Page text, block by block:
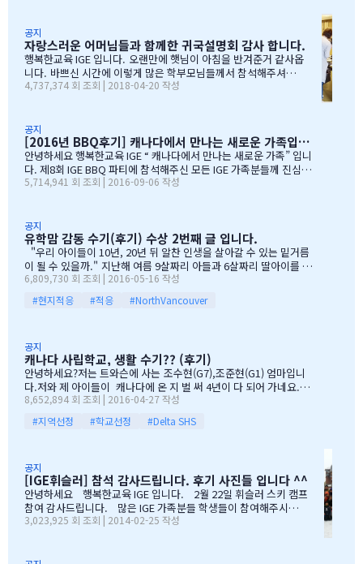
무 감사하엿지요. (아마 작년에 참석하셧던 학부모님들은 아주 아주
잘 아셧을것입니다 ^^). 매년 여름의 BBQ 파티는 WELCOME TO C
ANADA & WELCOME TO IGE 의미를 두고 있습니다. Q & A 에서 I
GE 의 Motto 에 대해서, 언급드린봐와 같이, 행사 준비에 음식준비
그리고 상품 물건을 구입하면서, 필요하신 생필품(?)이 무엇인지? 고
공지
자랑스러운 어머님들과 함께한 귀국설명회 감사 합니다.
행복한교육 IGE 입니다. 오랜만에 햇님이 아침을 반겨준거 같사옵
니다. 바쁘신 시간에 이렇게 많은 학부모님들께서 참석해주셔서
자리를 빛내주셔서 진심으로 감사 또 감사드립니다. 멀리서 남아
rean 어머님들은 준비성은 최고 인걸 다시 느끼게된 하루엿습니
다. 유학맘이야기에 댓글이 27 이였지만, 참석해주시는 학부모
님들은 50분이 넘으셔서, 처음 오픈닝때 당황스러웠지만요~~ 바
쁘신 와중에 참석해주신 [TD은행,오경호부동산,웨스트캐나다종
합보험,캐나다쉬핑(코쉽해운),한인모터스]VERY 감사드리며, 언제
데 불편한거 없이 꼼꼼히 준비하시기 바라며, 내일이면 아마도 무
한의 카톡 및 연락이 오지않을까 생각이 …
4,737,374 회 조회 | 2018-04-20 작성
공지
[2016년 BBQ후기] 캐나다에서 만나는 새로운 가족입니다
안녕하세요 행복한교육 IGE “ 캐나다에서 만나는 새로운 가족” 입니
다. 제8회 IGE BBQ 파티에 참석해주신 모든 IGE 가족분들께 진심으
로 감사드립니다. 오전에 비가 와서 걱정 또 걱정을 하였지만, 어느
전부터 차근 차근 준비하엿습니다. 많은 IGE 가족분들께서 참석해주
셧으며,(총114가족) 노스밴쿠버,랭리교육청 교육감님들께서도 참석
해주셧습니다. 11시30분부터 오픈닝을 시작하엿고, 12시부터 BBQ
파티 시작으로 START 하엿지요. 그 다음 자녀학생들을 위하여 보물
찻기 그리고 Q & A 를 시작으로 학부모님들께 답을 마추신 분들께 선
물을 증정하는 즐거운 시간을 가져습니다. 매년 여름마다 BBQ 파티
를 진행하면서 시간이 정말 빨리 가는구나 생각이 듭니다. 맨처음…
5,714,941 회 조회 | 2016-09-06 작성
공지
유학맘 감동 수기(후기) 수상 2번째 글 입니다.
"우리 아이들이 10년, 20년 뒤 알찬 인생을 살아갈 수 있는 밑거름
이 될 수 있을까." 지난해 여름 9살짜리 아들과 6살짜리 딸아이를 데
리고 캐나다 밴쿠버로 조기유학을 떠날 결심을 했을 때, 매일밤 떠오
르는 고민이었습니다. 지난 10여년동안 부모님과 함께 삼대가 살아
왔기에 고민은 더욱 컸습니다. 가족이 떨어져 지내는 시간을 나이 드
遷之敎, 맹자의 어머니가 자식을 위해 세 번 이사했다는 뜻)는 못할
망정, 조금이라도 기회가 있을 때 망설이지 말라"는 말로 오히려 제
등을 떠미셨습니다. 경제적인 여건이 딱히 좋은 것도 아니었습니다.
유학비용도 평소 한국에서 들어가던 교육비에 생활비가 조금 더 들어
가는 수준으로 잡았습니다. 자린고비 정신으로 단단히 무장을 했지
요. 어찌보면 단순무식하게 "영어도 배우고 아이들이 살아…
6,809,730 회 조회 | 2016-05-16 작성
#현지적응
#적응 #NorthVancouver
공지
캐나다 사립학교, 생활 수기?? (후기)
안녕하세요?저는 트와슨에 사는 조수현(G7),조준현(G1) 엄마입니
다.저와 제 아이들이 캐나다에 온 지 벌 써 4년이 다 되어 가네요.이
렇게 오래 있게 된 이유는 단 하나 너무 좋아서 입니다.철새도래지 바
다도 가까이 있고 조용하고 제 아이들이 다니는 학교도 너무 좋습니
다.백인 비율도 높고요.ㅎㅎ제가 가장 만족도가 높았던 높게 생각 하
정말 대단합니다.발론티어로 돌아가는 것도 대단하고요. 큰아이가
처음 왔을 떼 G4 영어도 잘 못하고 힘들어 할 때 워낙 엉뚱한 놈이라
엉뚱한 짓을 할 때도 선생님께서 괜찮다고남자아이들은 그렇게 크는
거라고 말씀해주시고아이의 작은 장단점도 다 알고 계시고 장점도
크게 칭찬해주시고학년 마지막 주에는 저를 앉혀놓고 방학 캠프 리
8,652,894 회 조회 | 2016-04-27 작성
#지역선정
#학교선정 #Delta SHS
공지
[IGE휘슬러] 참석 감사드립니다. 후기 사진들 입니다 ^^
안녕하세요 행복한교육 IGE 입니다. 2월 22일 휘슬러 스키 캠프
참여 감사드립니다. 많은 IGE 가족분들 학생들이 참여해주시고,
빛내주셔서 감사드립니다. 안타깝게도 화창한 날씨여야하는데,
3,023,925 회 조회 | 2014-02-25 작성